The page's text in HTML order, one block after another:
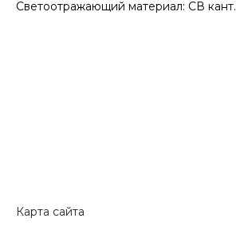
Светоотражающий материал: СВ кант.
Карта сайта